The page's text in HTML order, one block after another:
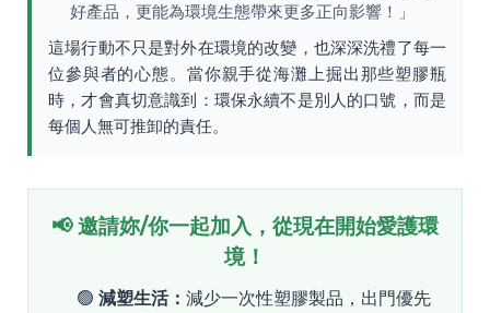
好產品，更能為環境生態帶來更多正向影響！」
這場行動不只是對外在環境的改變，也深深洗禮了每一
位參與者的心態。當你親手從海灘上掘出那些塑膠瓶
時，才會真切意識到：環保永續不是別人的口號，而是
每個人無可推卸的責任。
📢 邀請妳/你一起加入，從現在開始愛護環
境！
🟢 減塑生活： 減少一次性塑膠製品，出門優先